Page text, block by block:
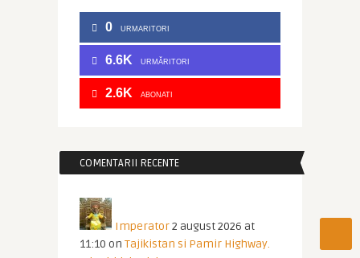
0 URMARITORI
6.6K URMĂRITORI
2.6K ABONATI
COMENTARII RECENTE
Imperator2 august 2026 at
11:10 on Tajikistan si Pamir Highway.